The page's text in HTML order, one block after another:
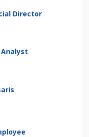
Director
Analyst